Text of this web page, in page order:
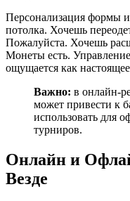
Персонализация формы
потолка. Хочешь
Пожалуйста. Хочешь
Монеты есть.
ощущается как
Важно: в онлайн-
может привести к
использовать для
турниров.
Онлайн и
Везде